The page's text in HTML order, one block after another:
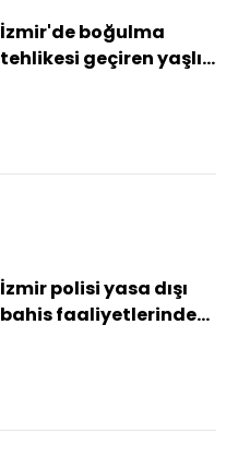
İzmir'de boğulma
tehlikesi geçiren yaşlı
İzmir polisi yasa dışı
bahis faaliyetlerinde